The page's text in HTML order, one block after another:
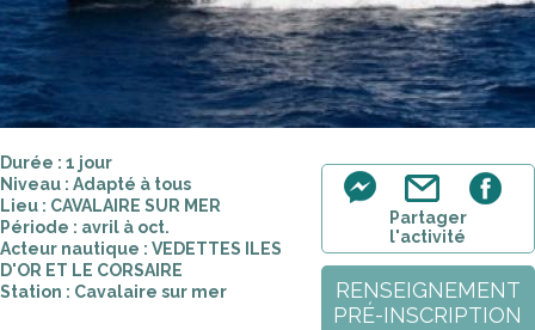
Durée : 1 jour
Niveau : Adapté à tous
Lieu : CAVALAIRE SUR MER
Période : avril à oct.
Acteur nautique : VEDETTES ILES
D'OR ET LE CORSAIRE
Station : Cavalaire sur mer
Partager
l'activité
RENSEIGNEMENT
PRÉ-INSCRIPTION